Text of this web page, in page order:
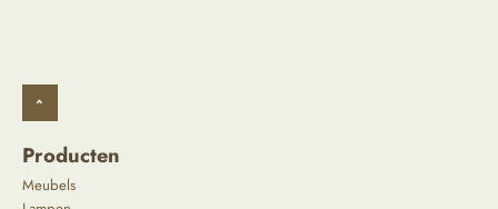
^
Producten
Meubels